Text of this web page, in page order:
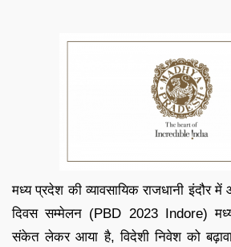
मध्य प्रदेश की व्यावसायिक राजधानी इंदौर में
दिवस सम्मेलन (PBD 2023 Indore)
संकेत लेकर आया है, विदेशी निवेश को